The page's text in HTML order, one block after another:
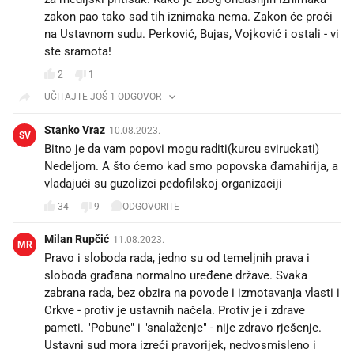
zakon pao tako sad tih iznimaka nema. Zakon će proći
na Ustavnom sudu. Perković, Bujas, Vojković i ostali - vi
ste sramota!
2
1
UČITAJTE JOŠ 1 ODGOVOR
SV Stanko Vraz 10.08.2023.
Bitno je da vam popovi mogu raditi(kurcu sviruckati)
Nedeljom. A što ćemo kad smo popovska đamahirija, a
vladajući su guzolizci pedofilskoj organizaciji
34 9 ODGOVORITE
MR Milan Rupčić 11.08.2023.
Pravo i sloboda rada, jedno su od temeljnih prava i
sloboda građana normalno uređene države. Svaka
zabrana rada, bez obzira na povode i izmotavanja vlasti i
Crkve - protiv je ustavnih načela. Protiv je i zdrave
pameti. "Pobune" i "snalaženje" - nije zdravo rješenje.
Ustavni sud mora izreći pravorijek, nedvosmisleno i